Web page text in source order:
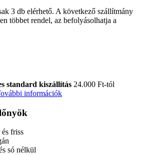
3 db elérhető. A következő szállítmány
többet rendel, az befolyásolhatja a
standard kiszállítás 24.000 Ft-tól
információk
friss
só nélkül